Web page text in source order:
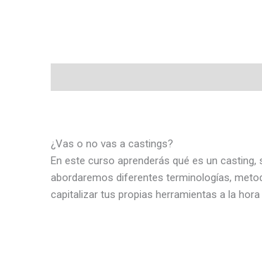
¿Vas o no vas a castings?
En este curso aprenderás qué es un
abordaremos diferentes terminologías,
capitalizar tus propias herramientas a la